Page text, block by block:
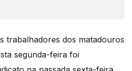
trabalhadores dos matadouros
segunda-feira foi